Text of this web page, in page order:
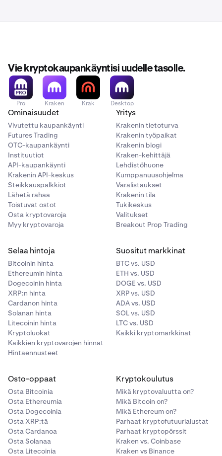
Vie kryptokaupankäyntisi uudelle tasolle.
Pro Kraken Krak Desktop
Ominaisuudet
Vivutettu kaupankäynti
Futures Trading
OTC-kaupankäynti
Instituutiot
API-kaupankäynti
Krakenin API-keskus
Steikkauspalkkiot
Lähetä rahaa
Toistuvat ostot
Osta kryptovaroja
Myy kryptovaroja
Yritys
Krakenin tietoturva
Krakenin työpaikat
Krakenin blogi
Kraken-kehittäjä
Lehdistöhuone
Kumppanuusohjelma
Varalistaukset
Krakenin tila
Tukikeskus
Valitukset
Breakout Prop Trading
Selaa hintoja
Bitcoinin hinta
Ethereumin hinta
Dogecoinin hinta
XRP:n hinta
Cardanon hinta
Solanan hinta
Litecoinin hinta
Kryptoluokat
Kaikkien kryptovarojen hinnat
Hintaennusteet
Suositut markkinat
BTC vs. USD
ETH vs. USD
DOGE vs. USD
XRP vs. USD
ADA vs. USD
SOL vs. USD
LTC vs. USD
Kaikki kryptomarkkinat
Osto-oppaat
Osta Bitcoinia
Osta Ethereumia
Osta Dogecoinia
Osta XRP:tä
Osta Cardanoa
Osta Solanaa
Osta Litecoinia
Kryptokoulutus
Mikä kryptovaluutta on?
Mikä Bitcoin on?
Mikä Ethereum on?
Parhaat kryptofutuurialustat
Parhaat kryptopörssit
Kraken vs. Coinbase
Kraken vs Binance